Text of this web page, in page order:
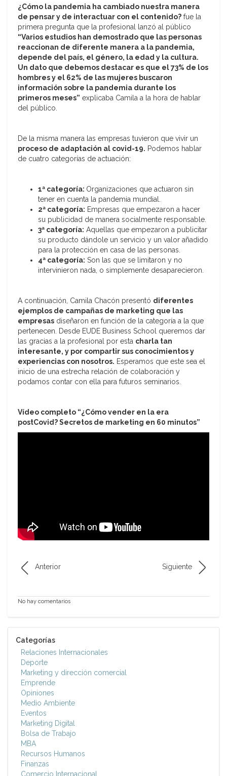
¿Cómo la pandemia ha cambiado nuestra manera
de pensar y de interactuar con el contenido? fue la
primera pregunta que la profesional lanzó al público
“Varios estudios han demostrado que las personas
reaccionan de diferente manera a la pandemia,
depende del país, el género, la edad y la cultura.
Un dato que debemos destacar es que el 73% de los
hombres y el 62% de las mujeres buscaron
información sobre la pandemia durante los
primeros meses” explicaba Camila a la hora de hablar
del público.
De la misma manera las empresas tuvieron que vivir un
proceso de adaptación al covid-19. Podemos hablar
de cuatro categorías de actuación:
1ª categoría: Organizaciones que actuaron sin
tener en cuenta la pandemia mundial.
2ª categoría: Empresas que empezaron a hacer
su publicidad de manera socialmente responsable.
3ª categoría: Aquellas que empezaron a publicitar
su producto dándole un servicio y un valor añadido
para la protección en casa de las personas.
4ª categoría: Son las que se limitaron y no
intervinieron nada, o simplemente desaparecieron.
A continuación, Camila Chacón presentó diferentes
ejemplos de campañas de marketing que las
empresas diseñaron en función de la categoría a la que
pertenecen. Desde EUDE Business School queremos dar
las gracias a la profesional por esta charla tan
interesante, y por compartir sus conocimientos y
experiencias con nosotros. Esperamos que este sea el
inicio de una estrecha relación de colaboración y
podamos contar con ella para futuros seminarios.
Vídeo completo “¿Cómo vender en la era
postCovid? Secretos de marketing en 60 minutos”
Anterior Siguiente
No hay comentarios
Categorías
Relaciones Internacionales
Deporte
Marketing y dirección comercial
Emprende
Opiniones
Medio Ambiente
Eventos
Marketing Digital
Bolsa de Trabajo
MBA
Recursos Humanos
Finanzas
Comercio Internacional